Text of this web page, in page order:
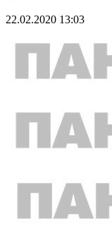
22.02.2020 13:03